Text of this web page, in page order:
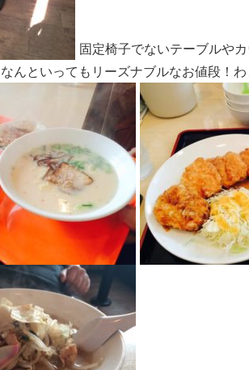
固定椅子でないテーブルや
んといってもリーズナブルなお値段！